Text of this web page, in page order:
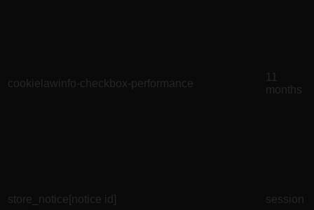
cookielawinfo-checkbox-performance
11
months
store_notice[notice id] session